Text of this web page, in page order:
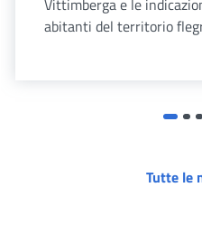
Vittimberga e le
abitanti del territorio
Tutte le